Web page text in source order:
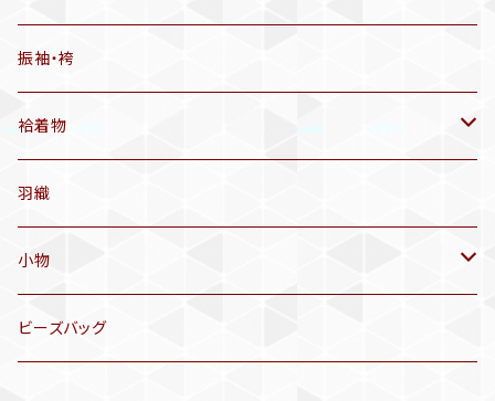
有松絞り浴衣(6～9月頃)
アンティーク帯
アンティーク仕立てかえ帯
名古屋帯
洒落袋帯
袋帯
振袖・袴
袷着物
アンティーク着物
リサイクル着物
訪問着、付下げ、色無地
羽織
小物
帯揚げ
ビーズバッグ